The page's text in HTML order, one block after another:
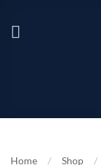
Inhalt
springen
Home / Shop /